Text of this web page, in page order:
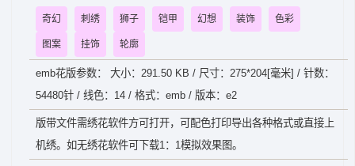
奇幻 刺绣 狮子 铠甲 幻想 装饰 色彩
图案 挂饰 轮廓
emb花版参数： 大小：291.50 KB / 尺寸：275*204[毫米] / 针数：
54480针 / 线色：14 / 格式：emb / 版本：e2
版带文件需绣花软件方可打开，可配色打印导出各种格式或直接上
机绣。如无绣花软件可下载1：1模拟效果图。